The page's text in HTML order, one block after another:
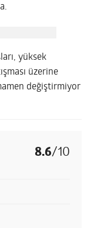
yüksek
üzerine
değiştirmiyor
8.6/10